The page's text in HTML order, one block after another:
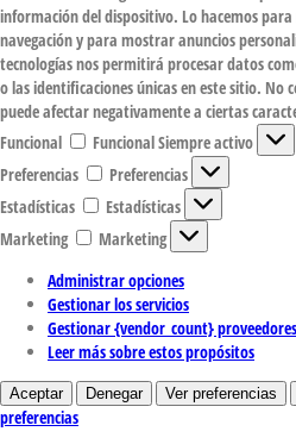
información del dispositivo. Lo hacemos
navegación y para mostrar anuncios
tecnologías nos permitirá procesar datos
o las identificaciones únicas en este sitio.
puede afectar negativamente a ciertas
Funcional
FuncionalSiempre activo
Preferencias
Preferencias
Estadísticas
Estadísticas
Marketing
Marketing
Administrar opciones
Gestionar los servicios
Gestionar {vendor_count} proveedores
Leer más sobre estos propósitos
Aceptar Denegar Ver preferencias
preferencias